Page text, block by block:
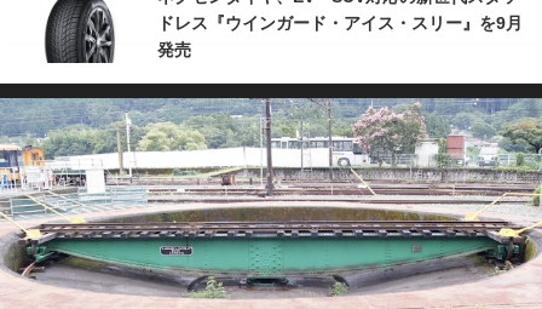
ドレス『ウインガード・アイス・スリー』を9月
発売